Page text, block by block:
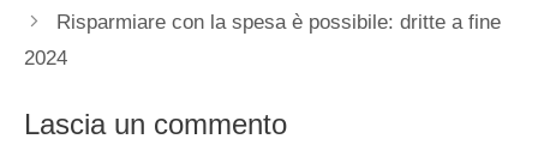
Risparmiare con la spesa è possibile: dritte a fine
2024
Lascia un commento